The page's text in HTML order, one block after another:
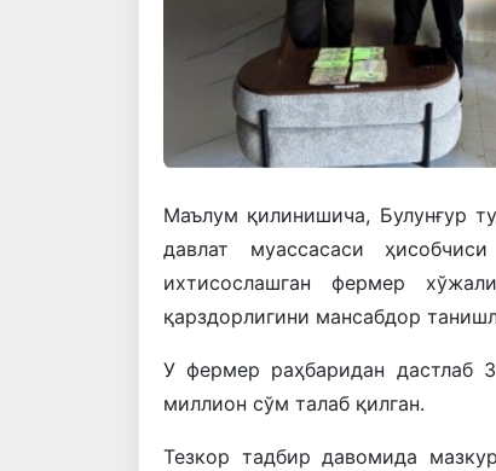
Маълум қилинишича, Булунғур
давлат
муассасаси ҳисобчиси
ихтисослашган
фермер
қарздорлигини мансабдор
У фермер раҳбаридан дастлаб3
миллион сўм талаб қилган.
Тезкор тадбир давомида мазкур